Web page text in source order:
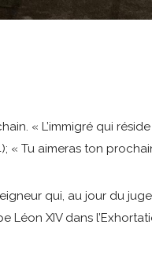
« L’immigré qui
« Tu aimeras ton
qui, au jour du
Léon XIV dans